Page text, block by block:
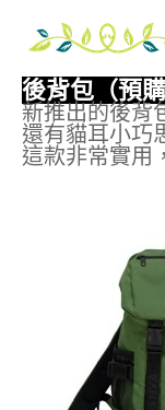
後背包（預
新推出的後背
還有貓耳小巧
這款非常實用